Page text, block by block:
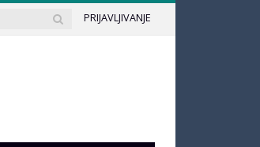
PRIJAVLJIVANJE